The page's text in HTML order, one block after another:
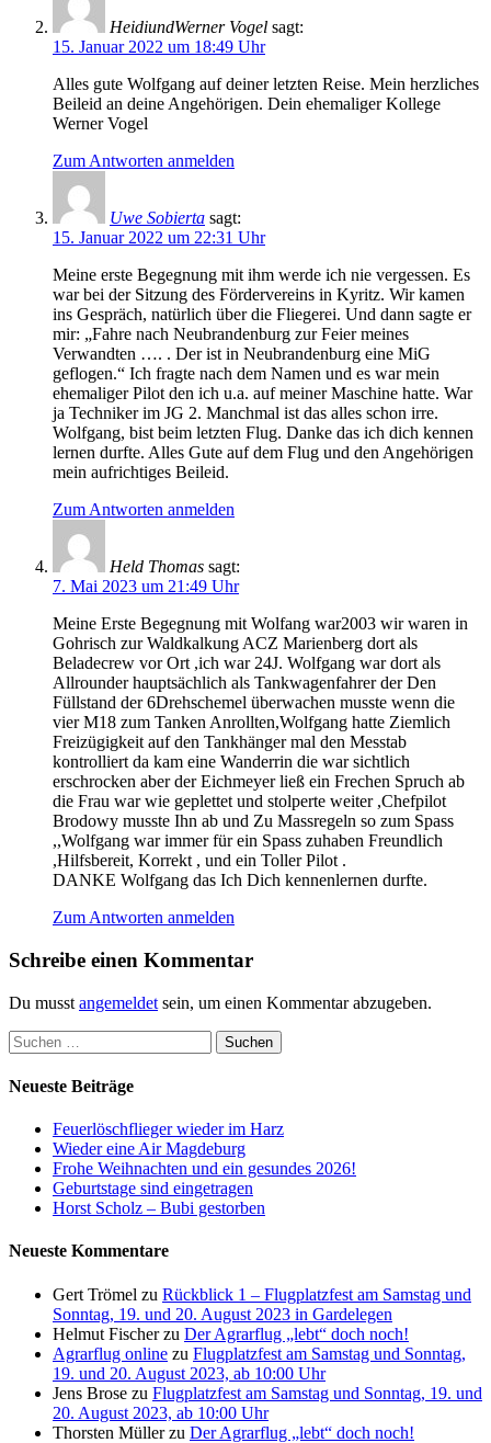
HeidiundWerner Vogel sagt:
15. Januar 2022 um 18:49 Uhr
Alles gute Wolfgang auf deiner letzten Reise. Mein herzliches
Beileid an deine Angehörigen. Dein ehemaliger Kollege
Werner Vogel
Zum Antworten anmelden
Uwe Sobierta sagt:
15. Januar 2022 um 22:31 Uhr
Meine erste Begegnung mit ihm werde ich nie vergessen. Es
war bei der Sitzung des Fördervereins in Kyritz. Wir kamen
ins Gespräch, natürlich über die Fliegerei. Und dann sagte er
mir: „Fahre nach Neubrandenburg zur Feier meines
Verwandten …. . Der ist in Neubrandenburg eine MiG
geflogen.“ Ich fragte nach dem Namen und es war mein
ehemaliger Pilot den ich u.a. auf meiner Maschine hatte. War
ja Techniker im JG 2. Manchmal ist das alles schon irre.
Wolfgang, bist beim letzten Flug. Danke das ich dich kennen
lernen durfte. Alles Gute auf dem Flug und den Angehörigen
mein aufrichtiges Beileid.
Zum Antworten anmelden
Held Thomas sagt:
7. Mai 2023 um 21:49 Uhr
Meine Erste Begegnung mit Wolfang war2003 wir waren in
Gohrisch zur Waldkalkung ACZ Marienberg dort als
Beladecrew vor Ort ,ich war 24J. Wolfgang war dort als
Allrounder hauptsächlich als Tankwagenfahrer der Den
Füllstand der 6Drehschemel überwachen musste wenn die
vier M18 zum Tanken Anrollten,Wolfgang hatte Ziemlich
Freizügigkeit auf den Tankhänger mal den Messtab
kontrolliert da kam eine Wanderrin die war sichtlich
erschrocken aber der Eichmeyer ließ ein Frechen Spruch ab
die Frau war wie geplettet und stolperte weiter ,Chefpilot
Brodowy musste Ihn ab und Zu Massregeln so zum Spass
,,Wolfgang war immer für ein Spass zuhaben Freundlich
,Hilfsbereit, Korrekt , und ein Toller Pilot .
DANKE Wolfgang das Ich Dich kennenlernen durfte.
Zum Antworten anmelden
Schreibe einen Kommentar
Du musst angemeldet sein, um einen Kommentar abzugeben.
Suchen
nach:
Neueste Beiträge
Feuerlöschflieger wieder im Harz
Wieder eine Air Magdeburg
Frohe Weihnachten und ein gesundes 2026!
Geburtstage sind eingetragen
Horst Scholz – Bubi gestorben
Neueste Kommentare
Gert Trömel zu Rückblick 1 – Flugplatzfest am Samstag und
Sonntag, 19. und 20. August 2023 in Gardelegen
Helmut Fischerzu Der Agrarflug „lebt“ doch noch!
Agrarflug online zu Flugplatzfest am Samstag und Sonntag,
19. und 20. August 2023, ab 10:00 Uhr
Jens Brose zu Flugplatzfest am Samstag und Sonntag, 19. und
20. August 2023, ab 10:00 Uhr
Thorsten Müllerzu Der Agrarflug „lebt“ doch noch!